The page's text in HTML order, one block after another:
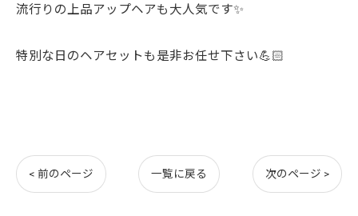
流行りの上品アップヘアも大人気です✨
特別な日のヘアセットも是非お任せ下さい💪🏻
< 前のページ 一覧に戻る 次のページ >